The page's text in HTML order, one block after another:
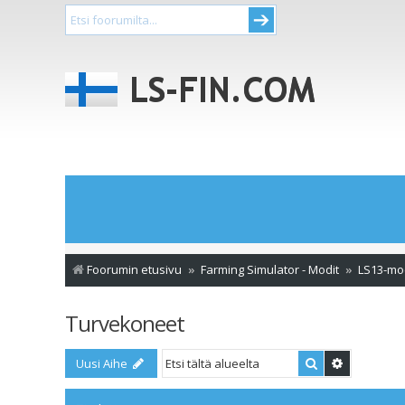
Foorumin etusivu Farming Simulator - Modit LS13-
Turvekoneet
Uusi Aihe Etsi